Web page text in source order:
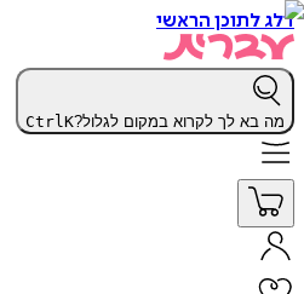
דלג לתוכן הראשי
מה בא לך לקרוא במקום לגלול? CtrlK